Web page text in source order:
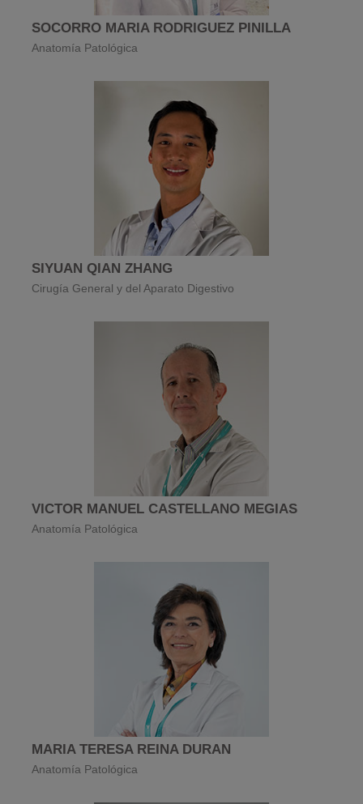
SOCORRO MARIA RODRIGUEZ PINILLA
Anatomía Patológica
SIYUAN QIAN ZHANG
Cirugía General y del Aparato Digestivo
VICTOR MANUEL CASTELLANO MEGIAS
Anatomía Patológica
MARIA TERESA REINA DURAN
Anatomía Patológica